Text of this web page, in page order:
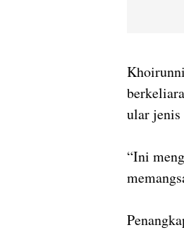
ular jenis
“Ini